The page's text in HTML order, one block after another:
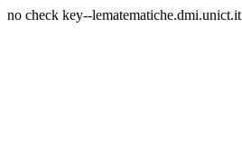
no check key--lematematiche.dmi.unict.it